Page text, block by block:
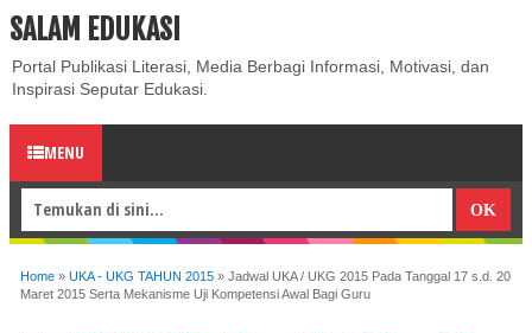
ABOUT CONTACT US
SALAM EDUKASI
Portal Publikasi Literasi, Media Berbagi Informasi, Motivasi, dan
Inspirasi Seputar Edukasi.
MENU
Home » UKA - UKG TAHUN 2015 » Jadwal UKA / UKG 2015 Pada Tanggal 17 s.d. 20
Maret 2015 Serta Mekanisme Uji Kompetensi Awal Bagi Guru